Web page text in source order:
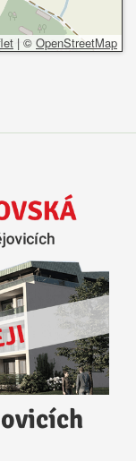
| © OpenStreetMap